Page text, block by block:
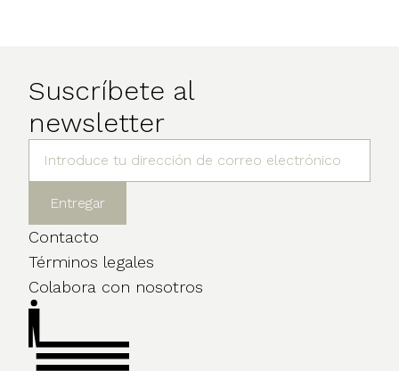
Suscríbete al
newsletter
Contacto
Términos legales
Colabora con nosotros